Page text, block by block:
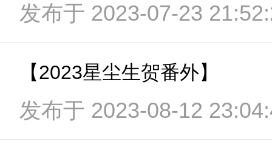
发布于 2023-07-23
【2023星尘生贺番外】
发布于 2023-08-12